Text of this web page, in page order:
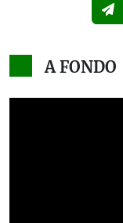
A FONDO